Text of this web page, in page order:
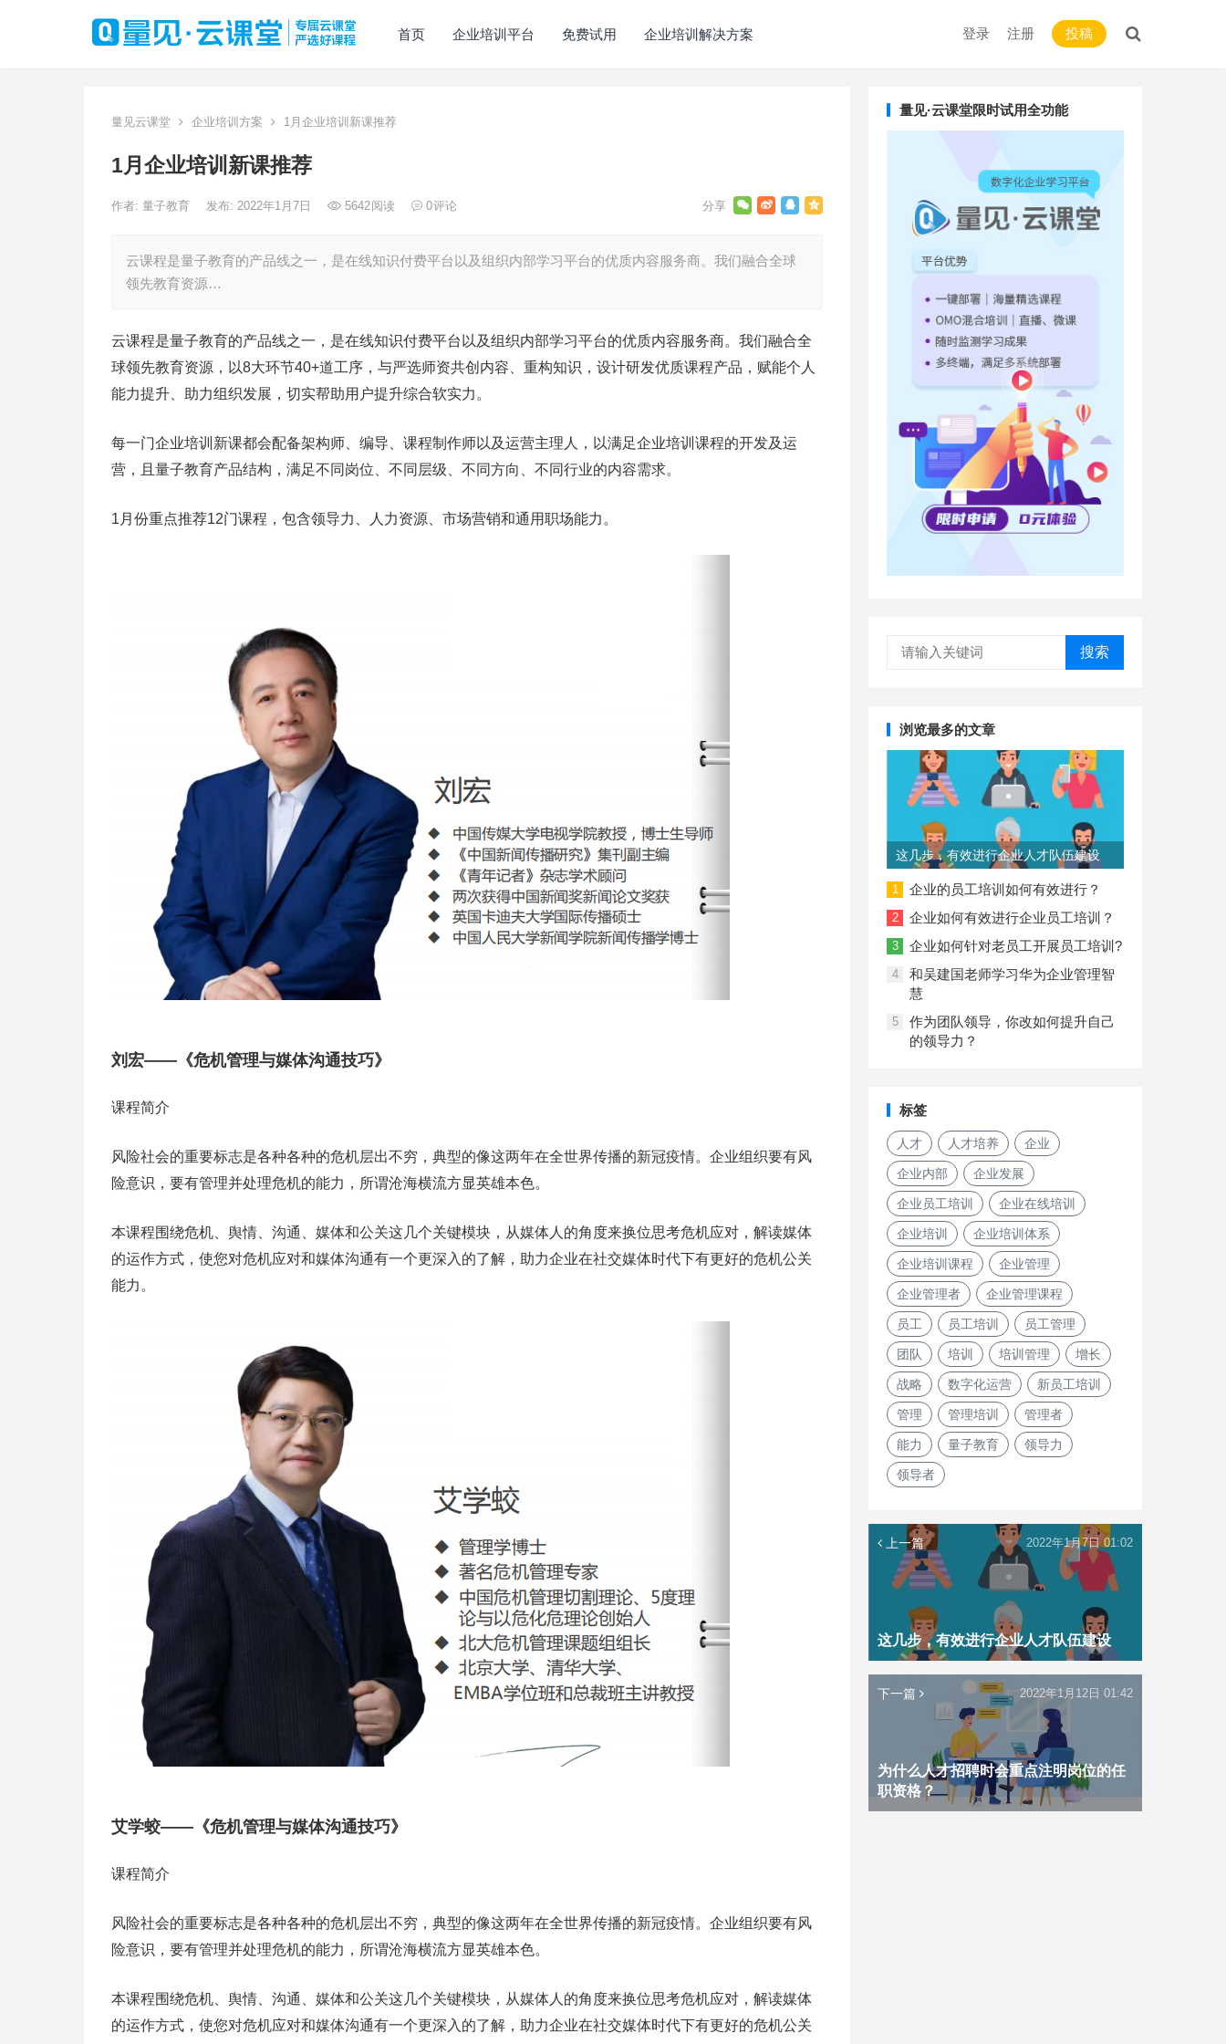
首页 企业培训平台 免费试用 企业培训解决方案 登录 注册 投稿
量见云课堂 企业培训方案 1月企业培训新课推荐
1月企业培训新课推荐
作者: 量子教育 发布: 2022年1月7日 5642阅读 0评论
云课程是量子教育的产品线之一，是在线知识付费平台以及组织内部学习平台的优质内容服务商。我们融合全球
领先教育资源…
云课程是量子教育的产品线之一，是在线知识付费平台以及组织内部学习平台的优质内容服务商。我们融合全
球领先教育资源，以8大环节40+道工序，与严选师资共创内容、重构知识，设计研发优质课程产品，赋能个人
能力提升、助力组织发展，切实帮助用户提升综合软实力。
每一门企业培训新课都会配备架构师、编导、课程制作师以及运营主理人，以满足企业培训课程的开发及运
营，且量子教育产品结构，满足不同岗位、不同层级、不同方向、不同行业的内容需求。
1月份重点推荐12门课程，包含领导力、人力资源、市场营销和通用职场能力。
刘宏——《危机管理与媒体沟通技巧》
课程简介
风险社会的重要标志是各种各种的危机层出不穷，典型的像这两年在全世界传播的新冠疫情。企业组织要有风
险意识，要有管理并处理危机的能力，所谓沧海横流方显英雄本色。
本课程围绕危机、舆情、沟通、媒体和公关这几个关键模块，从媒体人的角度来换位思考危机应对，解读媒体
的运作方式，使您对危机应对和媒体沟通有一个更深入的了解，助力企业在社交媒体时代下有更好的危机公关
能力。
艾学蛟——《危机管理与媒体沟通技巧》
课程简介
风险社会的重要标志是各种各种的危机层出不穷，典型的像这两年在全世界传播的新冠疫情。企业组织要有风
险意识，要有管理并处理危机的能力，所谓沧海横流方显英雄本色。
本课程围绕危机、舆情、沟通、媒体和公关这几个关键模块，从媒体人的角度来换位思考危机应对，解读媒体
的运作方式，使您对危机应对和媒体沟通有一个更深入的了解，助力企业在社交媒体时代下有更好的危机公关
量见·云课堂限时试用全功能
搜索
浏览最多的文章
这几步，有效进行企业人才队伍建设
1 企业的员工培训如何有效进行？
2 企业如何有效进行企业员工培训？
3 企业如何针对老员工开展员工培训?
4
和吴建国老师学习华为企业管理智
慧
5
作为团队领导，你改如何提升自己
的领导力？
标签
人才 人才培养 企业
企业内部 企业发展
企业员工培训 企业在线培训
企业培训 企业培训体系
企业培训课程 企业管理
企业管理者 企业管理课程
员工 员工培训 员工管理
团队 培训 培训管理 增长
战略 数字化运营 新员工培训
管理 管理培训 管理者
能力 量子教育 领导力
领导者
上一篇
这几步，有效进行企业人才队伍建设
2022年1月7日 01:02
下一篇
为什么人才招聘时会重点注明岗位的任
职资格？
2022年1月12日 01:42